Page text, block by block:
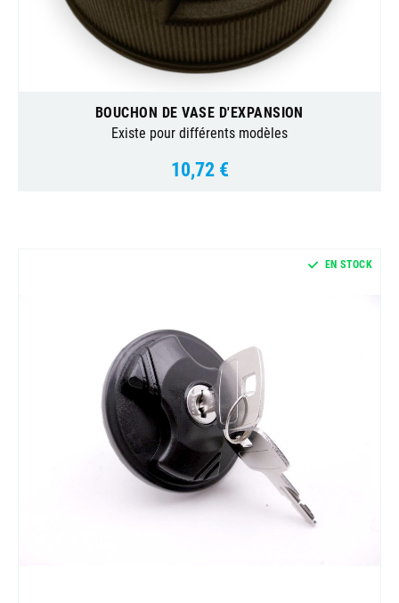
BOUCHON DE VASE D'EXPANSION
Existe pour différents modèles
Prix
10,72 €
EN STOCK